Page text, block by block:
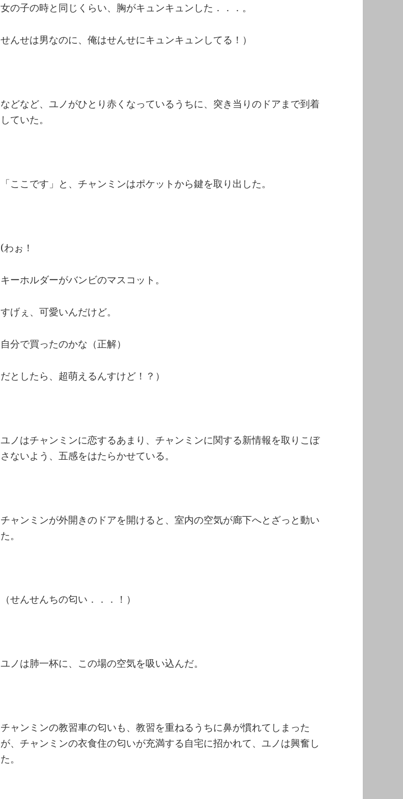
女の子の時と同じくらい、胸がキュンキュンした．．．。
せんせは男なのに、俺はせんせにキュンキュンしてる！）
などなど、ユノがひとり赤くなっているうちに、突き当りのドアまで到着
していた。
「ここです」と、チャンミンはポケットから鍵を取り出した。
(わぉ！
キーホルダーがバンビのマスコット。
すげぇ、可愛いんだけど。
自分で買ったのかな（正解）
だとしたら、超萌えるんすけど！？）
ユノはチャンミンに恋するあまり、チャンミンに関する新情報を取りこぼ
さないよう、五感をはたらかせている。
チャンミンが外開きのドアを開けると、室内の空気が廊下へとざっと動い
た。
（せんせんちの匂い．．．！）
ユノは肺一杯に、この場の空気を吸い込んだ。
チャンミンの教習車の匂いも、教習を重ねるうちに鼻が慣れてしまった
が、チャンミンの衣食住の匂いが充満する自宅に招かれて、ユノは興奮し
た。